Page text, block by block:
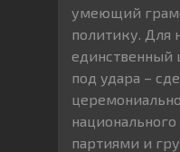
умеющий
политику. Для
единственный
под удара –
партиями и